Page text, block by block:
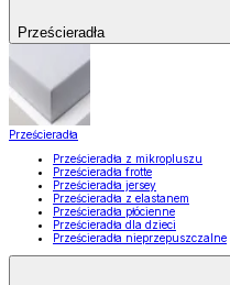
Prześcieradła
Prześcieradła
Prześcieradła z mikropluszu
Prześcieradła frotte
Prześcieradła jersey
Prześcieradła z elastanem
Prześcieradła płócienne
Prześcieradła dla dzieci
Prześcieradła nieprzepuszczalne